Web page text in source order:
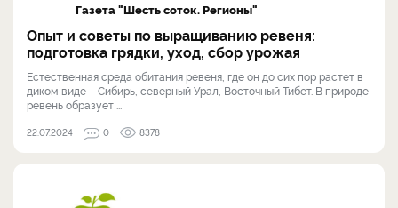
Газета "Шесть соток. Регионы"
Опыт и советы по выращиванию ревеня:
подготовка грядки, уход, сбор урожая
Естественная среда обитания ревеня, где он до сих пор растет в
диком виде – Сибирь, северный Урал, Восточный Тибет. В природе
ревень образует ...
22.07.2024 0 8378